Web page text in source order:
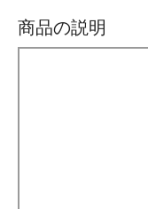
商品の説明